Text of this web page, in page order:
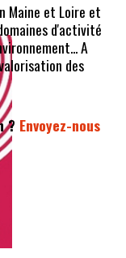
Maine et Loire et
d'activité
A
des
? Envoyez-nous